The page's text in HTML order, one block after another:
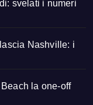
svelati i numeri
Nashville: i
la one-off